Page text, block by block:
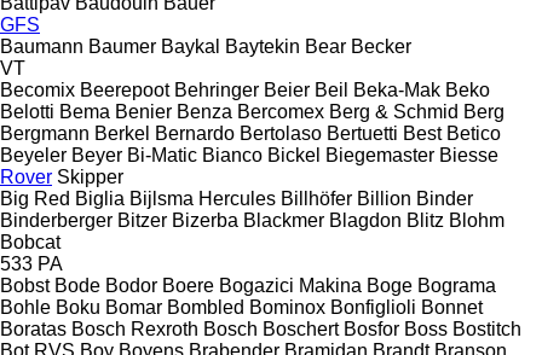
GFS
Baumann Baumer Baykal Baytekin Bear Becker
VT
Becomix Beerepoot Behringer Beier Beil Beka-Mak Beko
Belotti Bema Benier Benza Bercomex Berg & Schmid Berg
Bergmann Berkel Bernardo Bertolaso Bertuetti Best Betico
Beyeler Beyer Bi-Matic Bianco Bickel Biegemaster Biesse
Rover Skipper
Big Red Biglia Bijlsma Hercules Billhöfer Billion Binder
Binderberger Bitzer Bizerba Blackmer Blagdon Blitz Blohm
Bobcat
533 PA
Bobst Bode Bodor Boere Bogazici Makina Boge Bograma
Bohle Boku Bomar Bombled Bominox Bonfiglioli Bonnet
Boratas Bosch Rexroth Bosch Boschert Bosfor Boss Bostitch
Bot RVS Boy Boyens Brabender Bramidan Brandt Branson